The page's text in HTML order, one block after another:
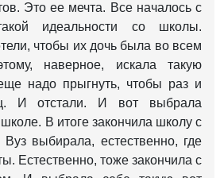
Это ее мечта. Все началось с
идеальности со школы.
чтобы их дочь была во всем
наверное, искала такую
надо прыгнуть, чтобы раз и
И отстали. И вот выбрала
В итоге закончила школу с
выбирала, естественно, где
Естественно, тоже закончила с